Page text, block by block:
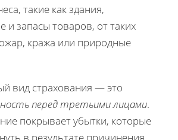
такие как здания,
и запасы товаров, от таких
кража или природные
вид страхования — это
перед третьими лицами.
покрывает убытки, которые
в результате причинения